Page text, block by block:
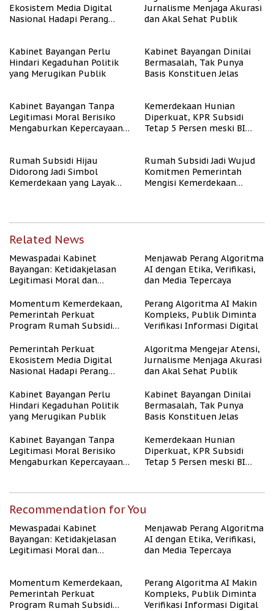
Ekosistem Media Digital
Nasional Hadapi Perang
Jurnalisme Menjaga Akurasi
dan Akal Sehat Publik
Kabinet Bayangan Perlu
Hindari Kegaduhan Politik
yang Merugikan Publik
Kabinet Bayangan Dinilai
Bermasalah, Tak Punya
Basis Konstituen Jelas
Kabinet Bayangan Tanpa
Legitimasi Moral Berisiko
Mengaburkan Kepercayaan
Kemerdekaan Hunian
Diperkuat, KPR Subsidi
Tetap 5 Persen meski BI
Rumah Subsidi Hijau
Didorong Jadi Simbol
Kemerdekaan yang Layak
Rumah Subsidi Jadi Wujud
Komitmen Pemerintah
Mengisi Kemerdekaan
Related News
Mewaspadai Kabinet
Bayangan: Ketidakjelasan
Legitimasi Moral dan
Menjawab Perang Algoritma
AI dengan Etika, Verifikasi,
dan Media Tepercaya
Momentum Kemerdekaan,
Pemerintah Perkuat
Program Rumah Subsidi
Berpenghasilan Rendah
Perang Algoritma AI Makin
Kompleks, Publik Diminta
Verifikasi Informasi Digital
Pemerintah Perkuat
Ekosistem Media Digital
Nasional Hadapi Perang
Algoritma Mengejar Atensi,
Jurnalisme Menjaga Akurasi
dan Akal Sehat Publik
Kabinet Bayangan Perlu
Hindari Kegaduhan Politik
yang Merugikan Publik
Kabinet Bayangan Dinilai
Bermasalah, Tak Punya
Basis Konstituen Jelas
Kabinet Bayangan Tanpa
Legitimasi Moral Berisiko
Mengaburkan Kepercayaan
Kemerdekaan Hunian
Diperkuat, KPR Subsidi
Tetap 5 Persen meski BI
Recommendation for You
Mewaspadai Kabinet
Bayangan: Ketidakjelasan
Legitimasi Moral dan
Menjawab Perang Algoritma
AI dengan Etika, Verifikasi,
dan Media Tepercaya
Momentum Kemerdekaan,
Pemerintah Perkuat
Program Rumah Subsidi
Perang Algoritma AI Makin
Kompleks, Publik Diminta
Verifikasi Informasi Digital